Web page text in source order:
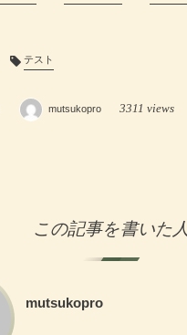
テスト
mutsukopro 3311 views
この記事を書いた人
mutsukopro